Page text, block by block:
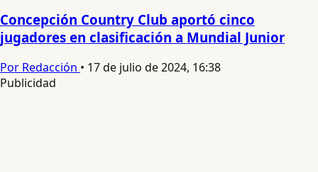
Concepción Country Club aportó cinco
jugadores en clasificación a Mundial Junior
Por Redacción • 17 de julio de 2024, 16:38
Publicidad